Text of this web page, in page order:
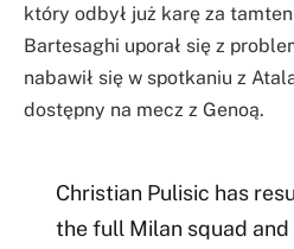
który odbył już karę za
Bartesaghi uporał się z
nabawił się w spotkaniu z
dostępny na mecz z Genoą.
Christian Pulisic has
the full Milan squad